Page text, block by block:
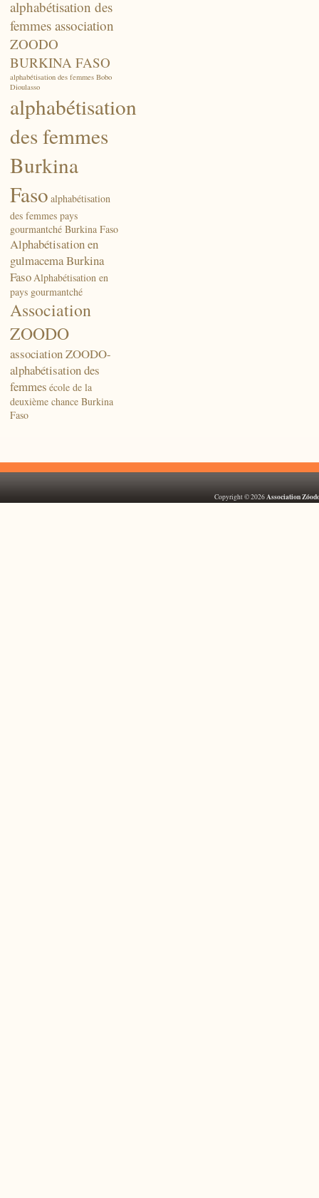
alphabétisation des
femmes association
ZOODO
BURKINA FASO
alphabétisation des femmes Bobo
Dioulasso
alphabétisation
des femmes
Burkina
Faso alphabétisation
des femmes pays
gourmantché Burkina Faso
Alphabétisation en
gulmacema Burkina
FasoAlphabétisation en
pays gourmantché
Association
ZOODO
association ZOODO-
alphabétisation des
femmes école de la
deuxième chance Burkina
Faso
Copyright © 2026Association